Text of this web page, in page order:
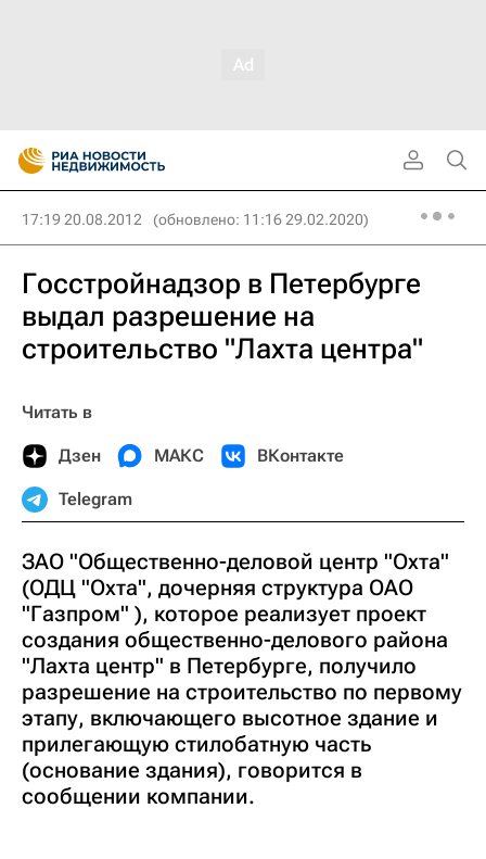
17:19 20.08.2012 (обновлено: 11:16 29.02.2020)
Госстройнадзор в Петербурге
выдал разрешение на
строительство "Лахта центра"
Читать в
Дзен МАКС ВКонтакте
Telegram
ЗАО "Общественно-деловой центр "Охта"
(ОДЦ "Охта", дочерняя структура ОАО
"Газпром" ), которое реализует проект
создания общественно-делового района
"Лахта центр" в Петербурге, получило
разрешение на строительство по первому
этапу, включающего высотное здание и
прилегающую стилобатную часть
(основание здания), говорится в
сообщении компании.